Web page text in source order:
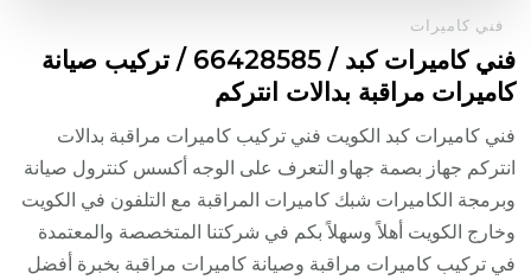
فني كاميرات
فني كاميرات كبد / 66428585 / تركيب صيانة
كاميرات مراقبة بدالات انتركم
فني كاميرات كبد الكويت فني تركيب كاميرات مراقبة بدالات
انتركم جهاز بصمة جهاو التعرف على الوجه أكسس كنترول صيانة
وبرمجة الكاميرات شبك كاميرات المراقبة مع التلفون في الكويت
وخارج الكويت أهلاً وسهلاً بكم في شركتنا المتخصصة والمعتمدة
في تركيب كاميرات مراقبة وصيانة كاميرات مراقبة بخبرة أفضل